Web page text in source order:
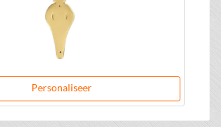
Personaliseer